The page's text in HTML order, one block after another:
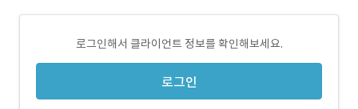
로그인해서 클라이언트 정보를 확인해보세요.
로그인